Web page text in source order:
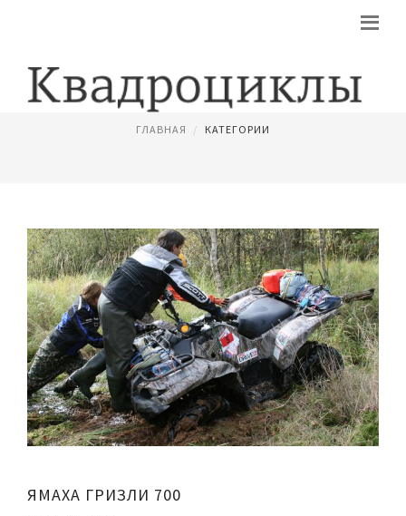
КВАДРОЦИКЛЫ ЯМАХА ГРИЗЛИ
ГЛАВНАЯ КАТЕГОРИИ
ЯМАХА ГРИЗЛИ 700